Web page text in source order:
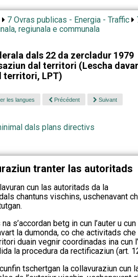
7 Ovras publicas - Energia - Traffic
regiunala e communala
dals 22 da zercladur 1979
dal territori (Lescha
territori, LPT)
les langues Précédent Suivant
dals plans directivs
tranter las autoritads
cun las autoritads da la
chantuns vischins, uschenavant
s’accordan betg in cun l’auter u cun
la dumonda, co che activitads che
duain vegnir coordinadas ina cun
la procedura da rectificaziun (art.
tschertgan la collavuraziun cun